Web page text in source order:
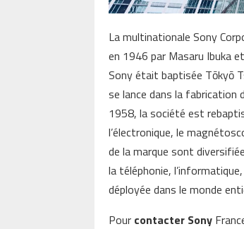
La multinationale Sony
en 1946 par Masaru Ibuka
Sony était baptisée Tōkyō
se lance dans la fabrication
1958, la société est
l’électronique, le
de la marque sont
la téléphonie,
déployée dans le monde
Pour contacter Sony